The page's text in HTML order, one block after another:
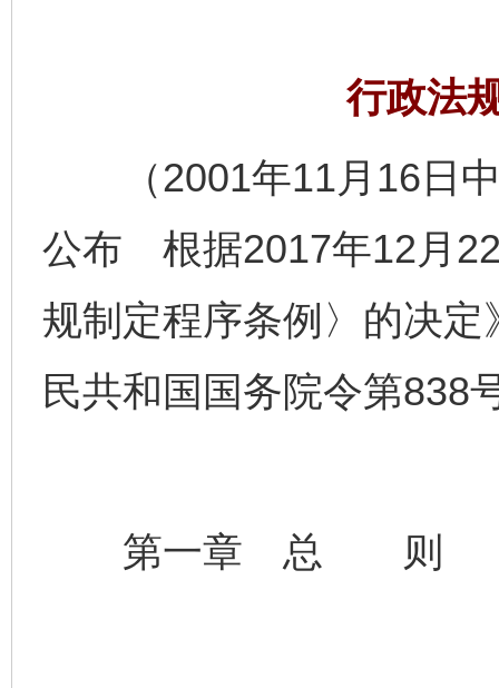
行政法
（2001年11月16日中
公布 根据2017年12月
规制定程序条例〉的决
民共和国国务院令第838
第一章 总 则